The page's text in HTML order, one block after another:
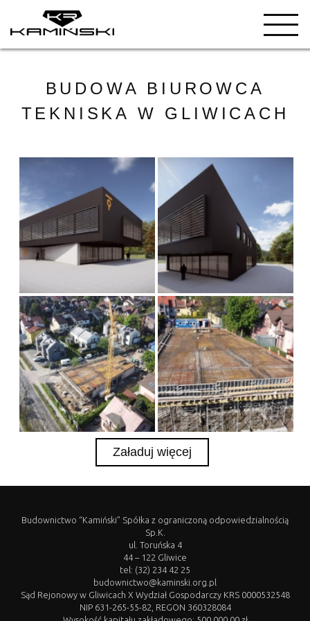
BUDOWA BIUROWCA
TEKNISKA W GLIWICACH
Budownictwo “Kamiński” Spółka z ograniczoną odpowiedzialnością
Sp.K.
ul. Toruńska 4
44 – 122 Gliwice
tel: (32) 234 42 25
budownictwo@kaminski.org.pl
Sąd Rejonowy w Gliwicach X Wydział Gospodarczy KRS 0000532548
NIP 631-265-55-82, REGON 360328084